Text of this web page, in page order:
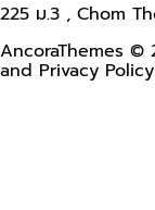
225 ม.3 , Chom
AncoraThemes ©
and Privacy Policy